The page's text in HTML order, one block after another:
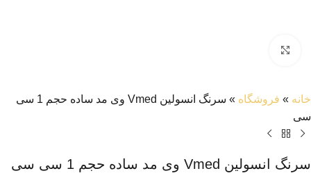
خانه » فروشگاه »
سرنگ انسولین Vmed وی مد ساده حجم 1 سی
سی
سرنگ انسولین Vmed وی مد ساده حجم 1 سی سی